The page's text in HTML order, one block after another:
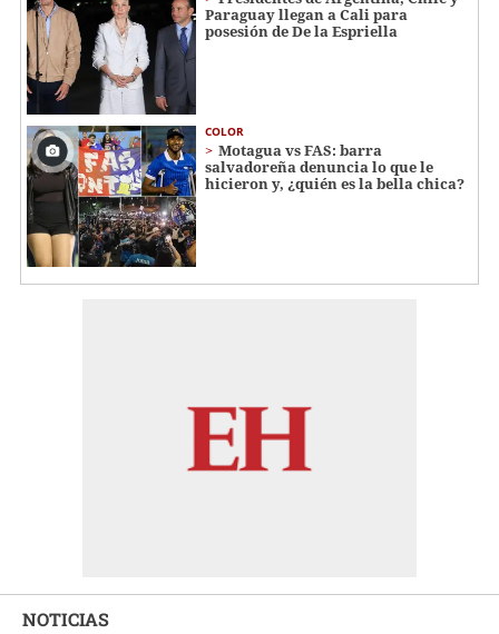
Paraguay llegan a Cali para
posesión de De la Espriella
COLOR
Motagua vs FAS: barra
salvadoreña denuncia lo que le
hicieron y, ¿quién es la bella chica?
NOTICIAS